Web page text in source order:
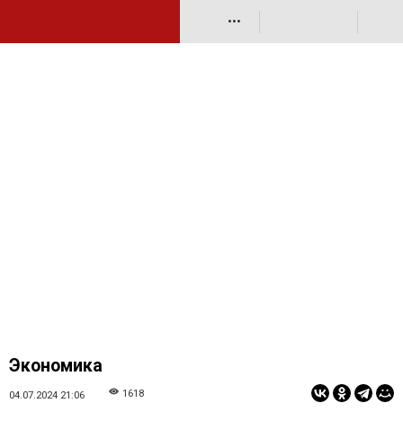
•••
Экономика
04.07.2024 21:06 1618